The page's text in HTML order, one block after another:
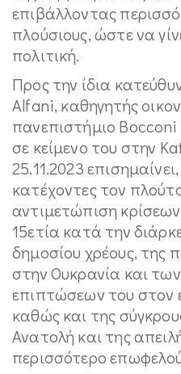
επιβάλλοντας
πλούσιους, ώστε να
πολιτική.
Προς την ίδια
Alfani, καθηγητής
πανεπιστήμιο
σε κείμενο του στην
25.11.2023
κατέχοντες τον
αντιμετώπιση
15ετία κατά την
δημοσίου χρέους, της
στην Ουκρανία και
επιπτώσεων του στον
καθώς και της
Ανατολή και της
περισσότερο